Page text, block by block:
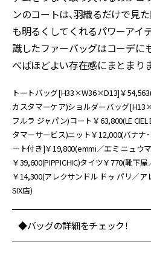
ンのコートは、羽織るだけで見
も明るくしてくれるパワーアイ
識したファーバッグはコーデに
べばほどよい存在感にまとまりま
トートバッグ[H33×W36×D13]￥
カスタマーケア)ショルダーバッグ
フルラ ジャパン)コート￥63,800(LE
タマーサービス)ニット￥12,000(バナナ
ート付き]￥19,800(emmi／エミ ニュウ
￥39,600(PIPPICHIC)タイツ￥770(靴下
￥14,300(アレクサンドル ドゥ パリ／ア
SIX店)
◆バッグの詳細をチェック！